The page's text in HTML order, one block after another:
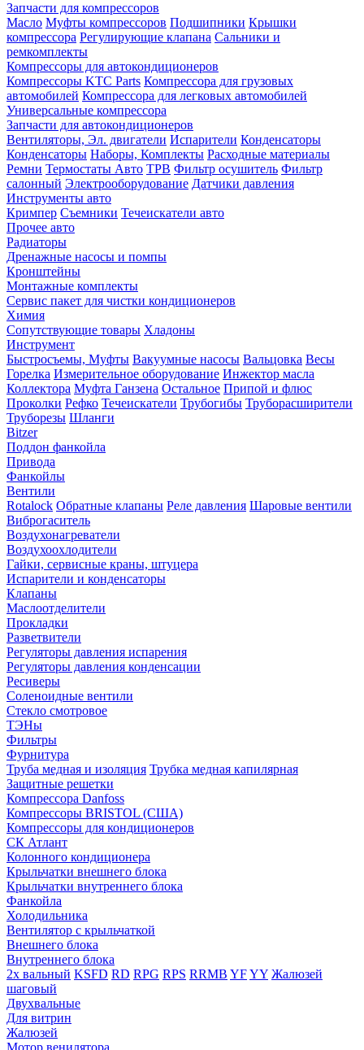
Запчасти для компрессоров
Масло Муфты компрессоров Подшипники Крышки
компрессора Регулирующие клапана Сальники и
ремкомплекты
Компрессоры для автокондиционеров
Компрессоры KTC Parts Компрессора для грузовых
автомобилей Компрессора для легковых автомобилей
Универсальные компрессора
Запчасти для автокондиционеров
Вентиляторы, Эл. двигатели Испарители Конденсаторы
Конденсаторы Наборы, Комплекты Расходные материалы
Ремни Термостаты Авто ТРВ Фильтр осушитель Фильтр
салонный Электрооборудование Датчики давления
Инструменты авто
Кримпер Съемники Течеискатели авто
Прочее авто
Радиаторы
Дренажные насосы и помпы
Кронштейны
Монтажные комплекты
Сервис пакет для чистки кондиционеров
Химия
Сопутствующие товары Хладоны
Инструмент
Быстросъемы, Муфты Вакуумные насосы Вальцовка Весы
Горелка Измерительное оборудование Инжектор масла
Коллектора Муфта Ганзена Остальное Припой и флюс
Проколки Рефко Течеискатели Трубогибы Труборасширители
Труборезы Шланги
Bitzer
Поддон фанкойла
Привода
Фанкойлы
Вентили
Rotalock Обратные клапаны Реле давления Шаровые вентили
Виброгаситель
Воздухонагреватели
Воздухоохлодители
Гайки, сервисные краны, штуцера
Испарители и конденсаторы
Клапаны
Маслоотделители
Прокладки
Разветвители
Регуляторы давления испарения
Регуляторы давления конденсации
Ресиверы
Соленоидные вентили
Стекло смотровое
ТЭНы
Фильтры
Фурнитура
Труба медная и изоляция Трубка медная капилярная
Защитные решетки
Компрессора Danfoss
Компрессоры BRISTOL (США)
Компрессоры для кондиционеров
СК Атлант
Колонного кондиционера
Крыльчатки внешнего блока
Крыльчатки внутреннего блока
Фанкойла
Холодильника
Вентилятор с крыльчаткой
Внешнего блока
Внутреннего блока
2х вальный KSFD RD RPG RPS RRMB YFYY Жалюзей
шаговый
Двухвальные
Для витрин
Жалюзей
Мотор венилятора